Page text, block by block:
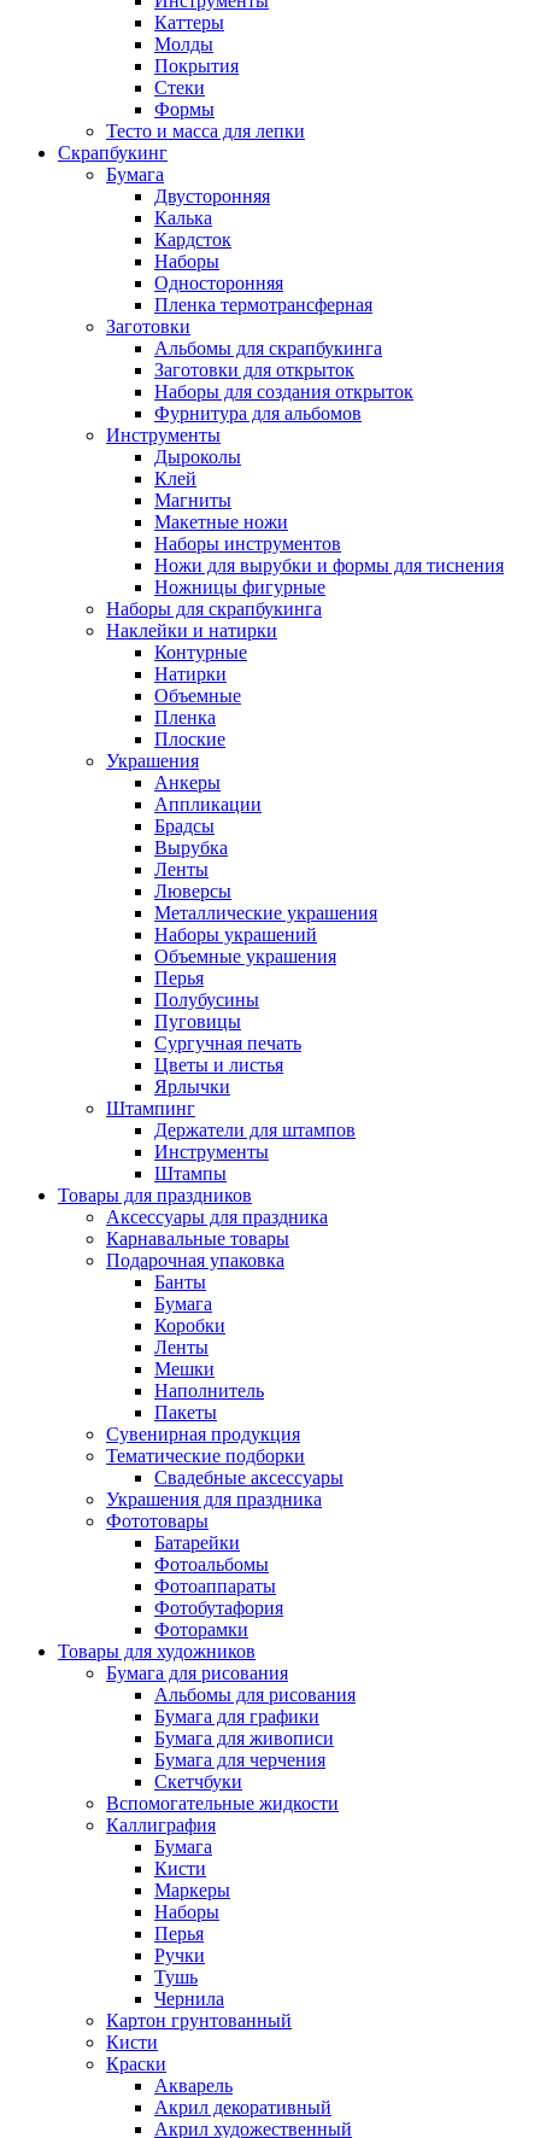
Каттеры
Молды
Покрытия
Стеки
Формы
Тесто и масса для лепки
Скрапбукинг
Бумага
Двусторонняя
Калька
Кардсток
Наборы
Односторонняя
Пленка термотрансферная
Заготовки
Альбомы для скрапбукинга
Заготовки для открыток
Наборы для создания открыток
Фурнитура для альбомов
Инструменты
Дыроколы
Клей
Магниты
Макетные ножи
Наборы инструментов
Ножи для вырубки и формы для тиснения
Ножницы фигурные
Наборы для скрапбукинга
Наклейки и натирки
Контурные
Натирки
Объемные
Пленка
Плоские
Украшения
Анкеры
Аппликации
Брадсы
Вырубка
Ленты
Люверсы
Металлические украшения
Наборы украшений
Объемные украшения
Перья
Полубусины
Пуговицы
Сургучная печать
Цветы и листья
Ярлычки
Штампинг
Держатели для штампов
Инструменты
Штампы
Товары для праздников
Аксессуары для праздника
Карнавальные товары
Подарочная упаковка
Банты
Бумага
Коробки
Ленты
Мешки
Наполнитель
Пакеты
Сувенирная продукция
Тематические подборки
Свадебные аксессуары
Украшения для праздника
Фототовары
Батарейки
Фотоальбомы
Фотоаппараты
Фотобутафория
Фоторамки
Товары для художников
Бумага для рисования
Альбомы для рисования
Бумага для графики
Бумага для живописи
Бумага для черчения
Скетчбуки
Вспомогательные жидкости
Каллиграфия
Бумага
Кисти
Маркеры
Наборы
Перья
Ручки
Тушь
Чернила
Картон грунтованный
Кисти
Краски
Акварель
Акрил декоративный
Акрил художественный